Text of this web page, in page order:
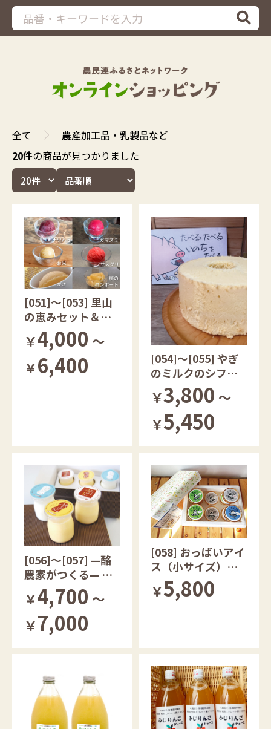
全て
農産加工品・乳製品など
20件の商品が見つかりました
[051]～[053] 里山
の恵みセット＆も
ぎたてシャーベッ
ト
￥4,000 ～
￥6,400
[054]～[055] やぎ
のミルクのシフォ
ンケーキ
￥3,800 ～
￥5,450
[056]～[057] —酪
農家がつくる— 手
づくりプリン 静
岡県産
￥4,700 ～
￥7,000
[058] おっぱいアイ
ス（小サイズ）
静岡県産
￥5,800